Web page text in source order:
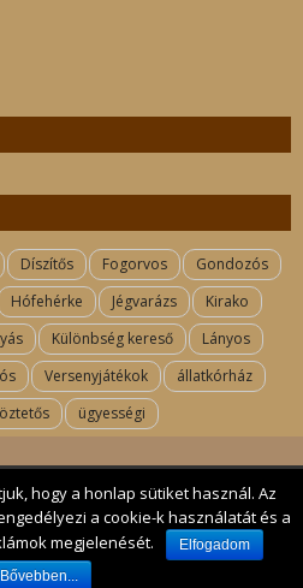
Díszítős Fogorvos
Gondozós
Hófehérke Jégvarázs
Kirako
Különbség kereső
Lányos
Versenyjátékok
állatkórház
ügyességi
kutyas-jatekok.hu
hogy a honlap sütiket használ. Az
a cookie-k használatát és a
megjelenését.
Elfogadom
Bővebben...